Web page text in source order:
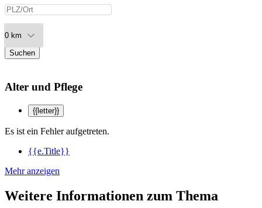
Suchen
Alter und Pflege
{{letter}}
Es ist ein Fehler aufgetreten.
{{e.Title}}
Mehr anzeigen
Weitere Informationen zum Thema